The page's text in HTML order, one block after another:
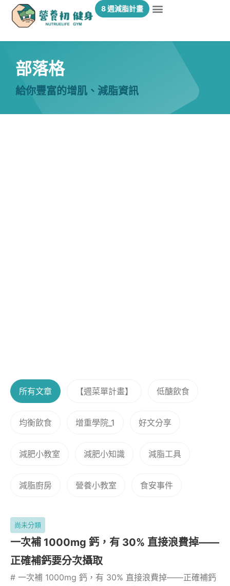
8 週減脂計畫
部落格
給你豐富的增肌、減脂資訊
所有文章 【週菜單計畫】 低醣飲食
均衡飲食 增重學院_1 好文分享
減肥小教室 減肥小知識 減脂工具
減脂廚房 營養小教室 食安事件
尚未分類
一次補 1000mg 鈣，有 30% 直接浪費掉——
正確補鈣要分次攝取
# 一次補 1000mg 鈣，有 30% 直接浪費掉——正確補鈣